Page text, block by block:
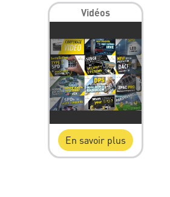
Vidéos
En savoir plus